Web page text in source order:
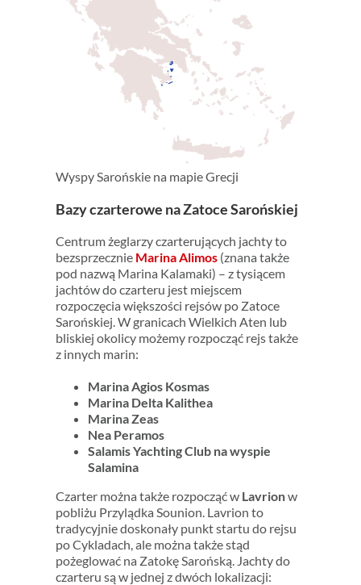
Wyspy Sarońskie na mapie Grecji
Bazy czarterowe na Zatoce Sarońskiej
Centrum żeglarzy czarterujących jachty to
bezsprzecznie Marina Alimos(znana także
pod nazwą Marina Kalamaki) – z tysiącem
jachtów do czarteru jest miejscem
rozpoczęcia większości rejsów po Zatoce
Sarońskiej. W granicach Wielkich Aten lub
bliskiej okolicy możemy rozpocząć rejs także
z innych marin:
Marina Agios Kosmas
Marina Delta Kalithea
Marina Zeas
Nea Peramos
Salamis Yachting Club na wyspie
Salamina
Czarter można także rozpocząć w Lavrionw
pobliżu Przylądka Sounion. Lavrion to
tradycyjnie doskonały punkt startu do rejsu
po Cykladach, ale można także stąd
pożeglować na Zatokę Sarońską. Jachty do
czarteru są w jednej z dwóch lokalizacji: